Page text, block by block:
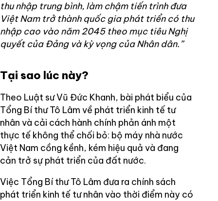
thu nhập trung bình, làm chậm tiến trình đưa
Việt Nam trở thành quốc gia phát triển có thu
nhập cao vào năm 2045 theo mục tiêu Nghị
quyết của Đảng và kỳ vọng của Nhân dân.”
Tại sao lúc này?
Theo Luật sư Vũ Đức Khanh, bài phát biểu của
Tổng Bí thư Tô Lâm về phát triển kinh tế tư
nhân và cải cách hành chính phản ánh một
thực tế không thể chối bỏ: bộ máy nhà nước
Việt Nam cồng kềnh, kém hiệu quả và đang
cản trở sự phát triển của đất nước.
Việc Tổng Bí thư Tô Lâm đưa ra chính sách
phát triển kinh tế tư nhân vào thời điểm này có